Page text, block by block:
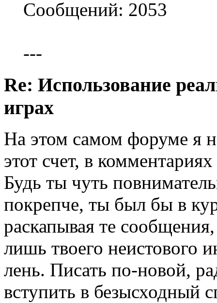
Сообщений: 2053
---
Re: Использование
играх
На этом самом форуме я
этот счет, в
Будь ты чуть
покрепче, ты был бы в
раскапывая те
лишь твоего неистового
лень. Писать по-новой,
вступить в безысходный